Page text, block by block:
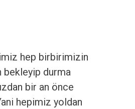
hep birbirimizin
bekleyip durma
bir an önce
hepimiz yoldan